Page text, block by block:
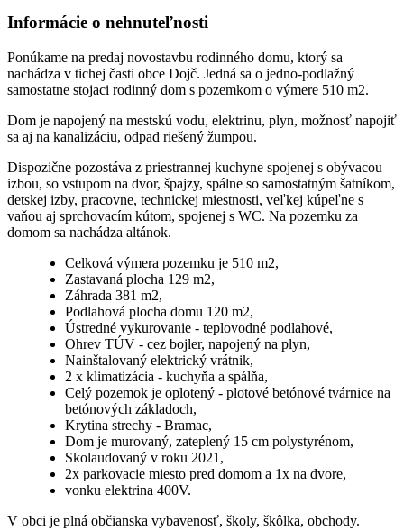
Informácie o nehnuteľnosti
Ponúkame na predaj novostavbu rodinného domu, ktorý sa
nachádza v tichej časti obce Dojč. Jedná sa o jedno-podlažný
samostatne stojaci rodinný dom s pozemkom o výmere 510 m2.
Dom je napojený na mestskú vodu, elektrinu, plyn, možnosť napojiť
sa aj na kanalizáciu, odpad riešený žumpou.
Dispozične pozostáva z priestrannej kuchyne spojenej s obývacou
izbou, so vstupom na dvor, špajzy, spálne so samostatným šatníkom,
detskej izby, pracovne, technickej miestnosti, veľkej kúpeľne s
vaňou aj sprchovacím kútom, spojenej s WC. Na pozemku za
domom sa nachádza altánok.
Celková výmera pozemku je 510 m2,
Zastavaná plocha 129 m2,
Záhrada 381 m2,
Podlahová plocha domu 120 m2,
Ústredné vykurovanie - teplovodné podlahové,
Ohrev TÚV - cez bojler, napojený na plyn,
Nainštalovaný elektrický vrátnik,
2 x klimatizácia - kuchyňa a spálňa,
Celý pozemok je oplotený - plotové betónové tvárnice na
betónových základoch,
Krytina strechy - Bramac,
Dom je murovaný, zateplený 15 cm polystyrénom,
Skolaudovaný v roku 2021,
2x parkovacie miesto pred domom a 1x na dvore,
vonku elektrina 400V.
V obci je plná občianska vybavenosť, školy, škôlka, obchody.